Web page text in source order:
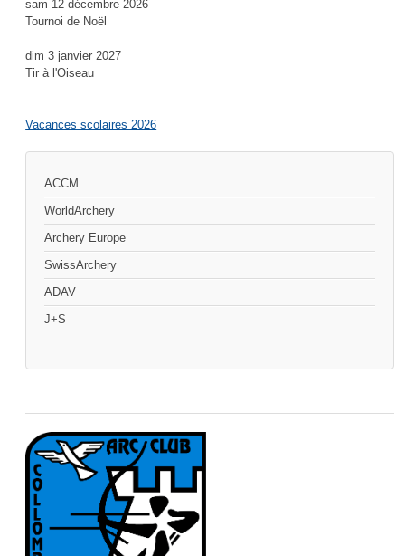
sam 12 décembre 2026
Tournoi de Noël
dim 3 janvier 2027
Tir à l'Oiseau
Vacances scolaires 2026
ACCM
WorldArchery
Archery Europe
SwissArchery
ADAV
J+S